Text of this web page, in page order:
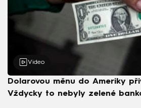
Video
Dolarovou měnu do Ameriky
Vždycky to nebyly zelené